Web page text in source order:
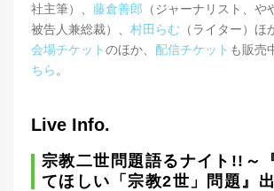
社主筆）、 藤倉善郎 （ジャーナリスト、や
被告人兼総裁）、 村田らむ （ライター）ほ
会場チケットのほか、 配信チケット も販売
ちら 。
Live Info.
宗教二世問題語るナイト!!～
てほしい「宗教2世」問題』